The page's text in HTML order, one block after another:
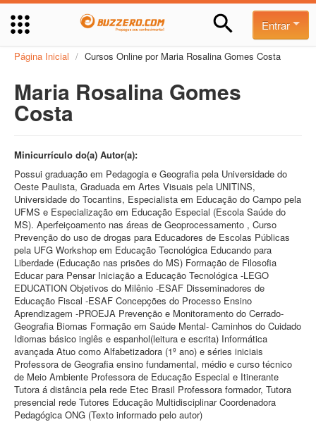
Entrar
Página Inicial / Cursos Online por Maria Rosalina Gomes Costa
Maria Rosalina Gomes
Costa
Minicurrículo do(a) Autor(a):
Possui graduação em Pedagogia e Geografia pela Universidade do
Oeste Paulista, Graduada em Artes Visuais pela UNITINS,
Universidade do Tocantins, Especialista em Educação do Campo pela
UFMS e Especialização em Educação Especial (Escola Saúde do
MS). Aperfeiçoamento nas áreas de Geoprocessamento , Curso
Prevenção do uso de drogas para Educadores de Escolas Públicas
pela UFG Workshop em Educação Tecnológica Educando para
Liberdade (Educação nas prisões do MS) Formação de Filosofia
Educar para Pensar Iniciação a Educação Tecnológica -LEGO
EDUCATION Objetivos do Milênio -ESAF Disseminadores de
Educação Fiscal -ESAF Concepções do Processo Ensino
Aprendizagem -PROEJA Prevenção e Monitoramento do Cerrado-
Geografia Biomas Formação em Saúde Mental- Caminhos do Cuidado
Idiomas básico inglês e espanhol(leitura e escrita) Informática
avançada Atuo como Alfabetizadora (1º ano) e séries iniciais
Professora de Geografia ensino fundamental, médio e curso técnico
de Meio Ambiente Professora de Educação Especial e Itinerante
Tutora á distância pela rede Etec Brasil Professora formador, Tutora
presencial rede Tutores Educação Multidisciplinar Coordenadora
Pedagógica ONG (Texto informado pelo autor)